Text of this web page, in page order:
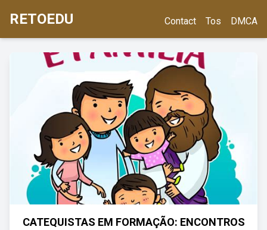
RETOEDU Contact Tos DMCA
CATEQUISTAS EM FORMAÇÃO: ENCONTROS